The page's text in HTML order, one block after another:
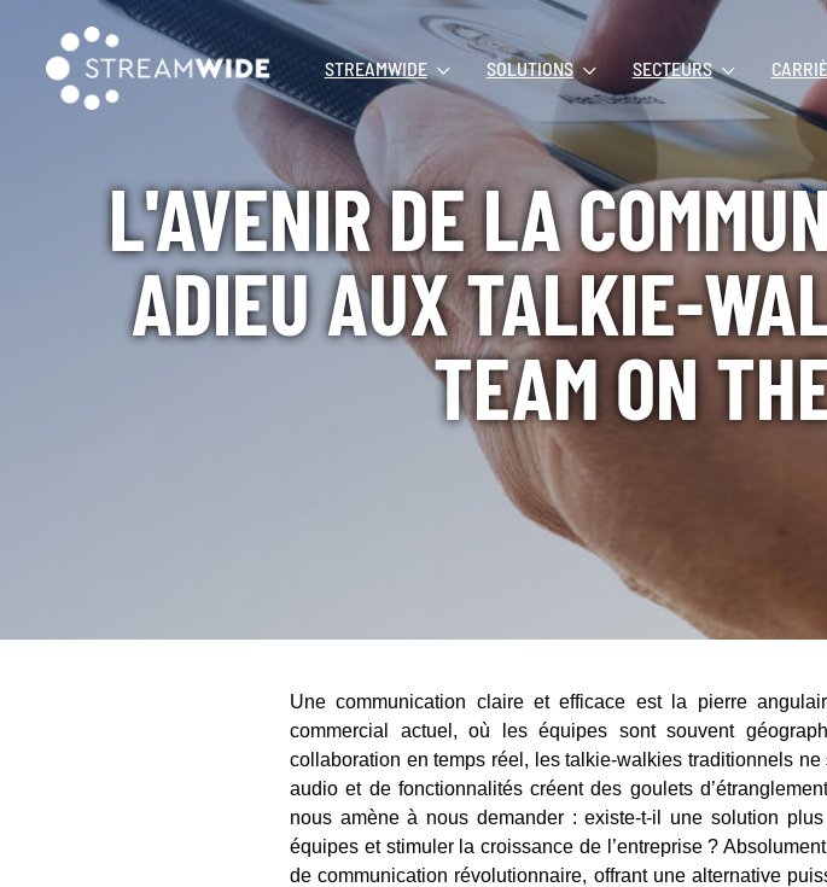
STREAMWIDE SOLUTIONS SECTEURS
L'AVENIR DE LA
ADIEU AUX TALKIE-
TEAM ON
Une communication claire et efficace est la pierre
commercial actuel, où les équipes sont souvent
collaboration en temps réel, les talkie-walkies traditionnels
audio et de fonctionnalités créent des goulets
nous amène à nous demander : existe-t-il une solution
équipes et stimuler la croissance de l’entreprise ?
de communication révolutionnaire, offrant une alternative